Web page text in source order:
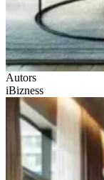
Autors
iBizness